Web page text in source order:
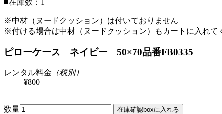
■在庫数：1
※中材（ヌードクッション）は付いておりません
※付ける場合は中材（ヌードクッション）もカートに入れて
ピローケース ネイビー 50×70品番FB0335
レンタル料金 （税別）
¥800
数量